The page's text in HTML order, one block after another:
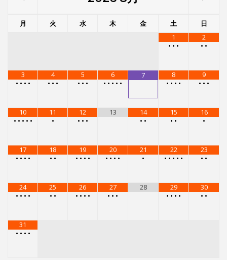
月 火 水 木 金 土
日
1
• • •
2
• •
3
• • • •
4
• • •
5
• • •
6
• • • • •
7
8
• • • •
9
• • •
10
• • • • •
11
•
12
• • •
13
14
• •
15
• •
16
•
17
• • • •
18
• •
19
• • • •
20
• • • •
21
•
22
• • • • •
23
• •
24
• • • •
25
• •
26
• • • •
27
• • •
28
29
• • • •
30
• •
31
• • • •